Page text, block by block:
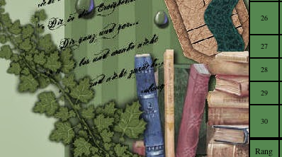
26
27
28
29
30
Rang